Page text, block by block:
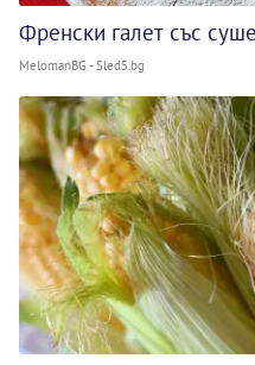
Френски галет със
MelomanBG - Sled5.bg